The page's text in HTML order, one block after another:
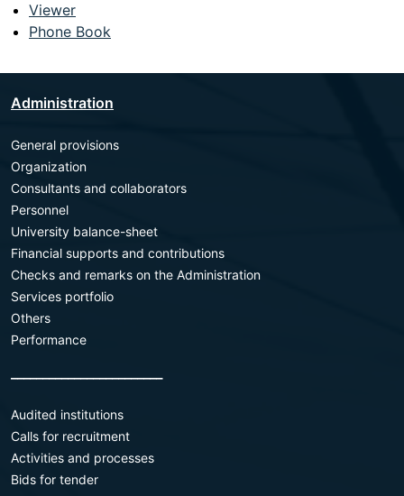
Viewer
Phone Book
Administration
General provisions
Organization
Consultants and collaborators
Personnel
University balance-sheet
Financial supports and contributions
Checks and remarks on the Administration
Services portfolio
Others
Performance
Audited institutions
Calls for recruitment
Activities and processes
Bids for tender